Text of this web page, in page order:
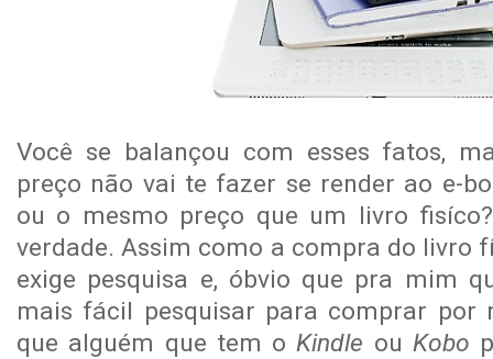
Você se balançou com esses fatos,
preço não vai te fazer se render ao e-
ou o mesmo preço que um livro
verdade. Assim como a compra do livro
exige pesquisa e, óbvio que pra mim
mais fácil pesquisar para comprar por
que alguém que tem oKindle ou Kobo